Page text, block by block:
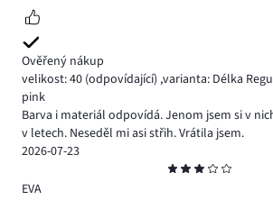
Ověřený nákup
velikost: 40 (odpovídající) ,varianta: Délka
pink
Barva i materiál odpovídá. Jenom jsem si v
v letech. Neseděl mi asi střih. Vrátila jsem.
2026-07-23
3
EVA